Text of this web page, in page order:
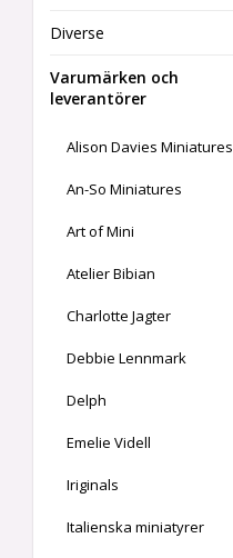
Diverse
Varumärken och
leverantörer
Alison Davies Miniatures
An-So Miniatures
Art of Mini
Atelier Bibian
Charlotte Jagter
Debbie Lennmark
Delph
Emelie Videll
Iriginals
Italienska miniatyrer